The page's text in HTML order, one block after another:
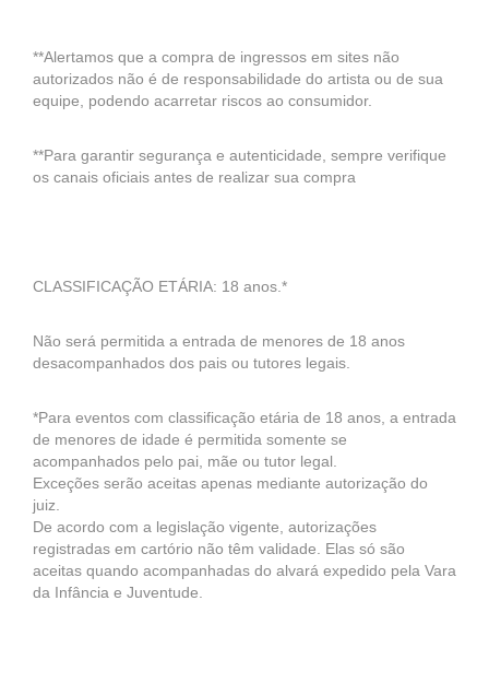
**Alertamos que a compra de ingressos em sites não
autorizados não é de responsabilidade do artista ou de sua
equipe, podendo acarretar riscos ao consumidor.
**Para garantir segurança e autenticidade, sempre verifique
os canais oficiais antes de realizar sua compra
CLASSIFICAÇÃO ETÁRIA: 18 anos.*
Não será permitida a entrada de menores de 18 anos
desacompanhados dos pais ou tutores legais.
*Para eventos com classificação etária de 18 anos, a entrada
de menores de idade é permitida somente se
acompanhados pelo pai, mãe ou tutor legal.
Exceções serão aceitas apenas mediante autorização do
juiz.
De acordo com a legislação vigente, autorizações
registradas em cartório não têm validade. Elas só são
aceitas quando acompanhadas do alvará expedido pela Vara
da Infância e Juventude.